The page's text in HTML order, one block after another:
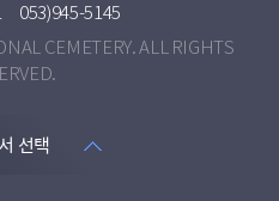
053)945-5145
CEMETERY. ALL RIGHTS
선택